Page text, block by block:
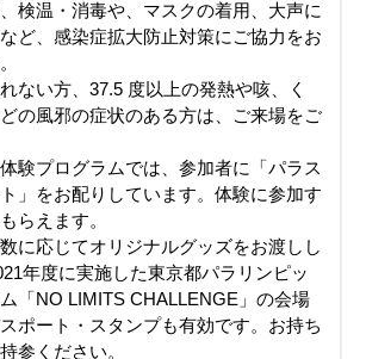
検温・消毒や、マスクの着用、大声に
ど、感染症拡大防止対策にご協力をお
ない方、37.5 度以上の発熱や咳、く
の風邪の症状のある方は、ご来場をご
験プログラムでは、参加者に「パラス
」をお配りしています。体験に参加す
らえます。
に応じてオリジナルグッズをお渡しし
年度に実施した東京都パラリンピッ
「NO LIMITS CHALLENGE」の会場
ポート・スタンプも有効です。お持ち
参ください。